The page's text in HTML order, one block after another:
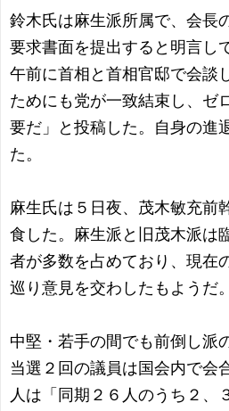
鈴木氏は麻生派所属で、会長
要求書面を提出すると明言し
午前に首相と首相官邸で会談
ためにも党が一致結束し、ゼ
要だ」と投稿した。自身の進
た。
麻生氏は５日夜、茂木敏充前
食した。麻生派と旧茂木派は
者が多数を占めており、現在
巡り意見を交わしたもようだ。
中堅・若手の間でも前倒し派
当選２回の議員は国会内で会
人は「同期２６人のうち２、